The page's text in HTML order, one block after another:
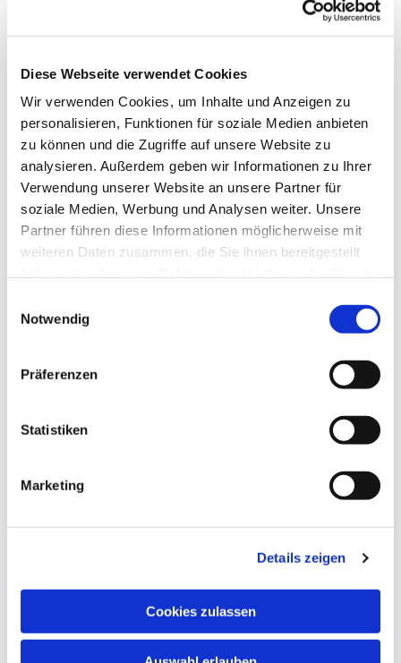
Diese Webseite verwendet Cookies
Wir verwenden Cookies, um Inhalte und Anzeigen zu
personalisieren, Funktionen für soziale Medien anbieten
zu können und die Zugriffe auf unsere Website zu
analysieren. Außerdem geben wir Informationen zu Ihrer
Verwendung unserer Website an unsere Partner für
soziale Medien, Werbung und Analysen weiter. Unsere
Partner führen diese Informationen möglicherweise mit
weiteren Daten zusammen, die Sie ihnen bereitgestellt
Notwendig
Präferenzen
Statistiken
Marketing
Details zeigen
Cookies zulassen
Dies könnte Sie auch